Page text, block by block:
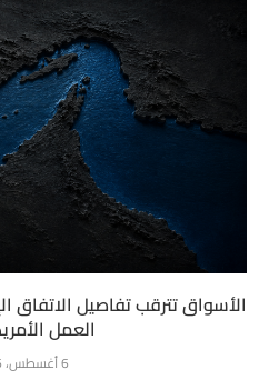
الأسواق تترقب تفاصيل الاتفاق
العمل
6 أغسطس، 2026